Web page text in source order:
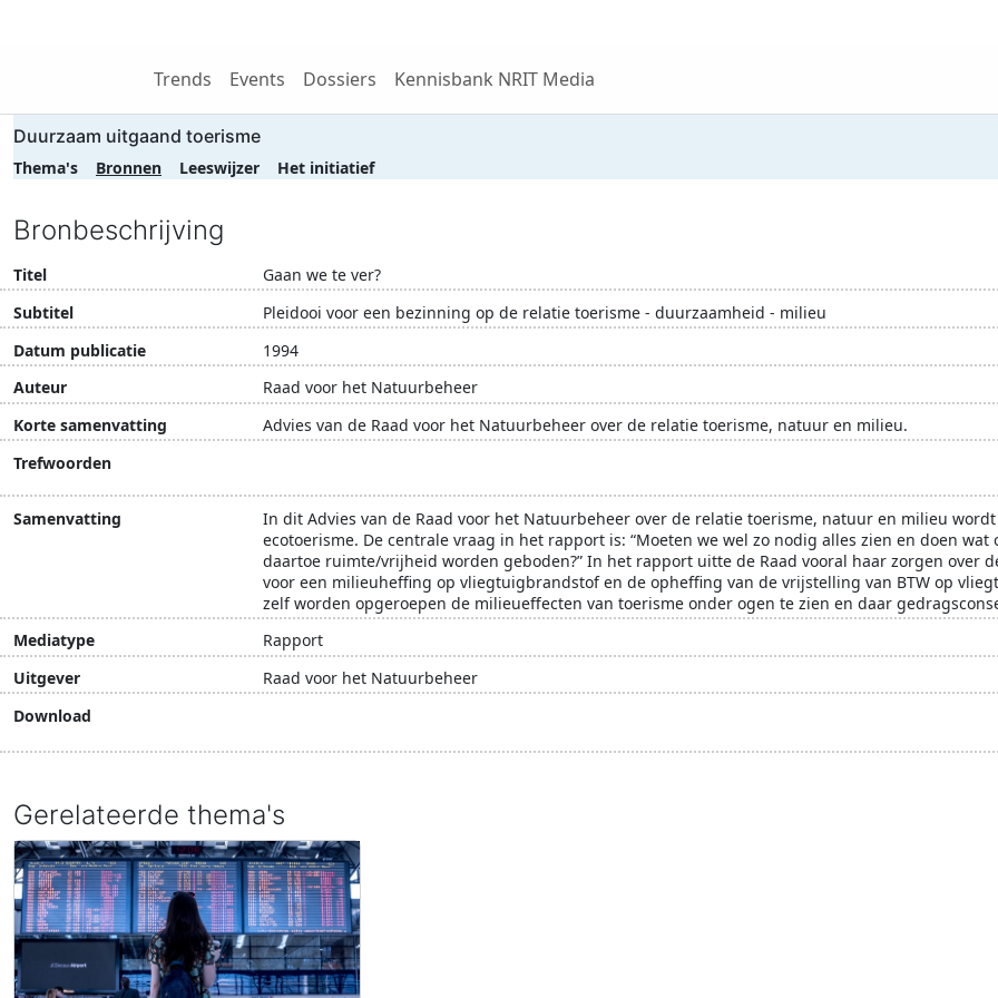
Trends Events Dossiers Kennisbank NRIT Media
Duurzaam uitgaand toerisme
Thema's Bronnen Leeswijzer Het initiatief
Bronbeschrijving
Titel
Gaan we te ver?
Subtitel
Pleidooi voor een bezinning op de relatie toerisme - duurzaamheid - milieu
Datum publicatie
1994
Auteur
Raad voor het Natuurbeheer
Korte samenvatting
Advies van de Raad voor het Natuurbeheer over de relatie toerisme, natuur en milieu.
Trefwoorden
Samenvatting
In dit Advies van de Raad voor het Natuurbeheer over de relatie toerisme, natuur en milieu
ecotoerisme. De centrale vraag in het rapport is: “Moeten we wel zo nodig alles zien en doen
daartoe ruimte/vrijheid worden geboden?” In het rapport uitte de Raad vooral haar zorgen over
voor een milieuheffing op vliegtuigbrandstof en de opheffing van de vrijstelling van BTW op
zelf worden opgeroepen de milieueffecten van toerisme onder ogen te zien en daar
Mediatype
Rapport
Uitgever
Raad voor het Natuurbeheer
Download
Gerelateerde thema's